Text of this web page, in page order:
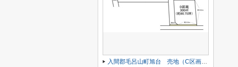
入間郡毛呂山町旭台 売地（C区画／全４区画）